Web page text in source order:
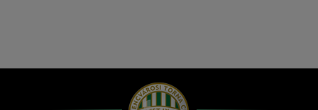
Hírek